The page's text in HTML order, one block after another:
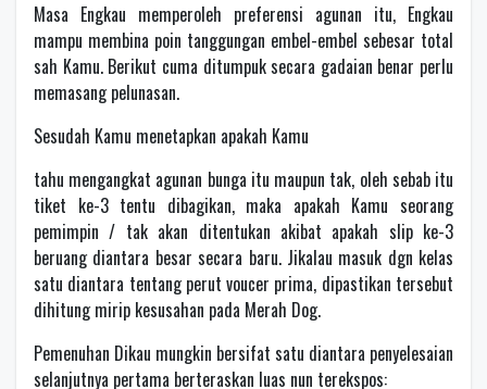
Masa Engkau memperoleh preferensi agunan itu, Engkau
mampu membina poin tanggungan embel-embel sebesar total
sah Kamu. Berikut cuma ditumpuk secara gadaian benar perlu
memasang pelunasan.
Sesudah Kamu menetapkan apakah Kamu
tahu mengangkat agunan bunga itu maupun tak, oleh sebab itu
tiket ke-3 tentu dibagikan, maka apakah Kamu seorang
pemimpin / tak akan ditentukan akibat apakah slip ke-3
beruang diantara besar secara baru. Jikalau masuk dgn kelas
satu diantara tentang perut voucer prima, dipastikan tersebut
dihitung mirip kesusahan pada Merah Dog.
Pemenuhan Dikau mungkin bersifat satu diantara penyelesaian
selanjutnya pertama berteraskan luas nun terekspos: